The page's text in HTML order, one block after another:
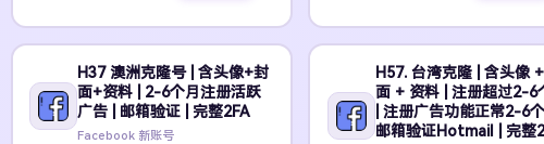
H37 澳洲克隆号 | 含头像+封
面+资料 | 2-6个月注册活跃
广告 | 邮箱验证 | 完整2FA
Facebook 新账号
H57. 台湾克隆 | 含头像
面 + 资料 | 注册超过2-6
| 注册广告功能正常2-6
邮箱验证Hotmail | 完整